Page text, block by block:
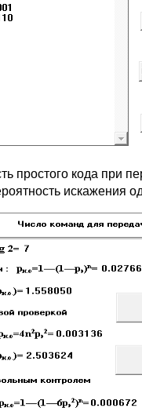
простого кода при
искажения